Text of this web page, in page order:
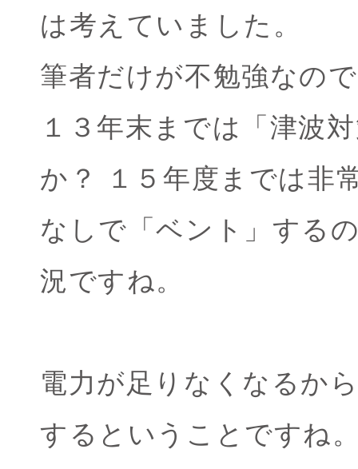
は考えていました。
筆者だけが不勉強なの
１３年末までは「津波
か？ １５年度までは非
なしで「ベント」する
況ですね。
電力が足りなくなるか
するということですね